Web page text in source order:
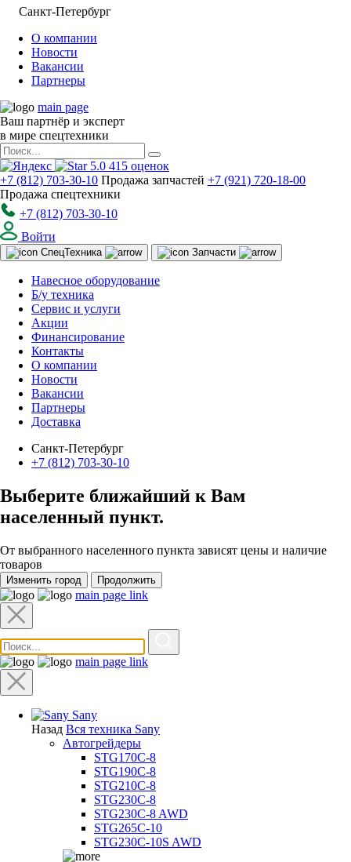
Санкт-Петербург
О компании
Новости
Вакансии
Партнеры
main page
Ваш партнёр и эксперт
в мире спецтехники
5.0 415 оценок
+7 (812) 703-30-10 Продажа запчастей +7 (921) 720-18-00
Продажа спецтехники
+7 (812) 703-30-10
Войти
СпецТехника Запчасти
Навесное оборудование
Б/у техника
Сервис и услуги
Акции
Финансирование
Контакты
О компании
Новости
Вакансии
Партнеры
Доставка
Санкт-Петербург
+7 (812) 703-30-10
Выберите ближайший к Вам
населенный пункт.
От выбранного населенного пункта зависят цены и наличие
товаров
Изменить город Продолжить
main page link
main page link
Sany
Назад Вся техника Sany
Автогрейдеры
STG170C-8
STG190C-8
STG210C-8
STG230C-8
STG230C-8 AWD
STG265C-10
STG230C-10S AWD